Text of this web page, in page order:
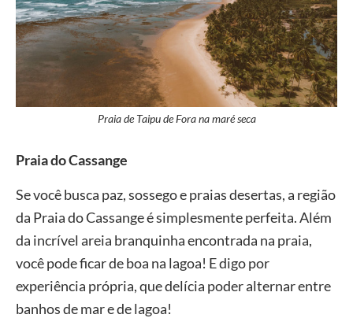
Praia de Taipu de Fora na maré seca
Praia do Cassange
Se você busca paz, sossego e praias desertas, a região
da Praia do Cassange é simplesmente perfeita. Além
da incrível areia branquinha encontrada na praia,
você pode ficar de boa na lagoa! E digo por
experiência própria, que delícia poder alternar entre
banhos de mar e de lagoa!